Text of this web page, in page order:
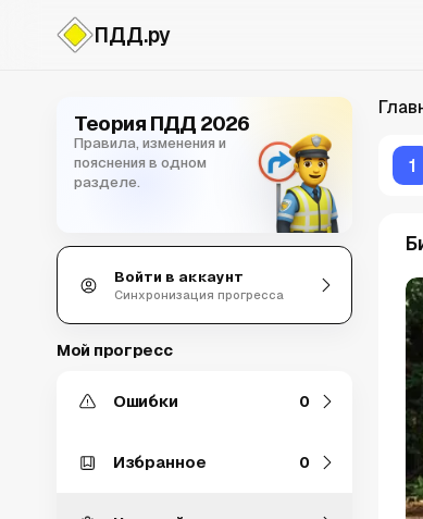
ПДД.ру
Темы
Теория ПДД 2026
Правила, изменения и
пояснения в одном
разделе.
Войти в аккаунт
Синхронизация прогресса
Мой прогресс
Ошибки 0
Избранное 0
1